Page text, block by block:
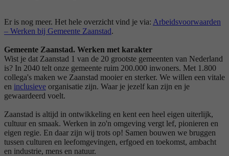
Er is nog meer. Het hele overzicht vind je via: Arbeidsvoorwaarden
– Werken bij Gemeente Zaanstad.
Gemeente Zaanstad. Werken met karakter
Wist je dat Zaanstad 1 van de 20 grootste gemeenten van Nederland
is? In 2040 telt onze gemeente ruim 200.000 inwoners. Met 1.800
collega's maken we Zaanstad mooier en sterker. We willen een vitale
en inclusieve organisatie zijn. Waar je jezelf kan zijn en je
gewaardeerd voelt.
Zaanstad is altijd in ontwikkeling en kent een heel eigen uiterlijk,
cultuur en smaak. Werken in zo'n omgeving vergt lef, pionieren en
eigen regie. En daar zijn wij trots op! Samen bouwen we bruggen
tussen culturen en leefomgevingen, erfgoed en toekomst, ambacht
en industrie, mens en natuur.